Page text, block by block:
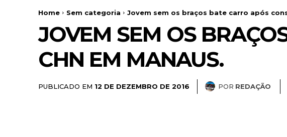
Home Sem categoria Jovem sem os braços bate carro após
JOVEM SEM OS
CHN EM MANAUS.
PUBLICADO EM 12 DE DEZEMBRO DE 2016 POR REDAÇÃO